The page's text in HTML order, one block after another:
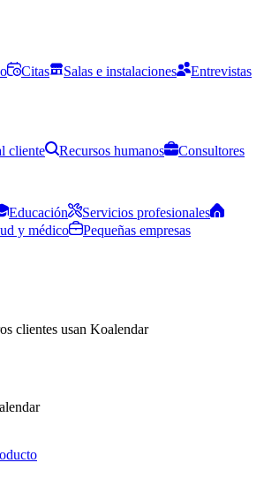
Citas Salas e instalaciones
Entrevistas
cliente Recursos humanos
Consultores
Educación
Servicios profesionales
y médico
Pequeñas empresas
clientes usan Koalendar